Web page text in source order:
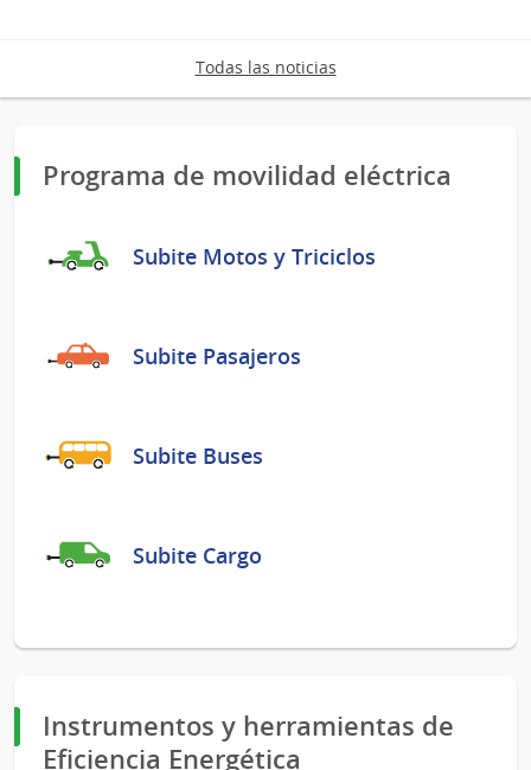
Todas las noticias
Programa de movilidad eléctrica
Subite Motos y Triciclos
Subite Pasajeros
Subite Buses
Subite Cargo
Instrumentos y herramientas de
Eficiencia Energética